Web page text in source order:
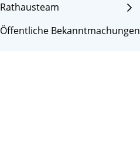
Rathausteam
Öffentliche Bekanntmachungen